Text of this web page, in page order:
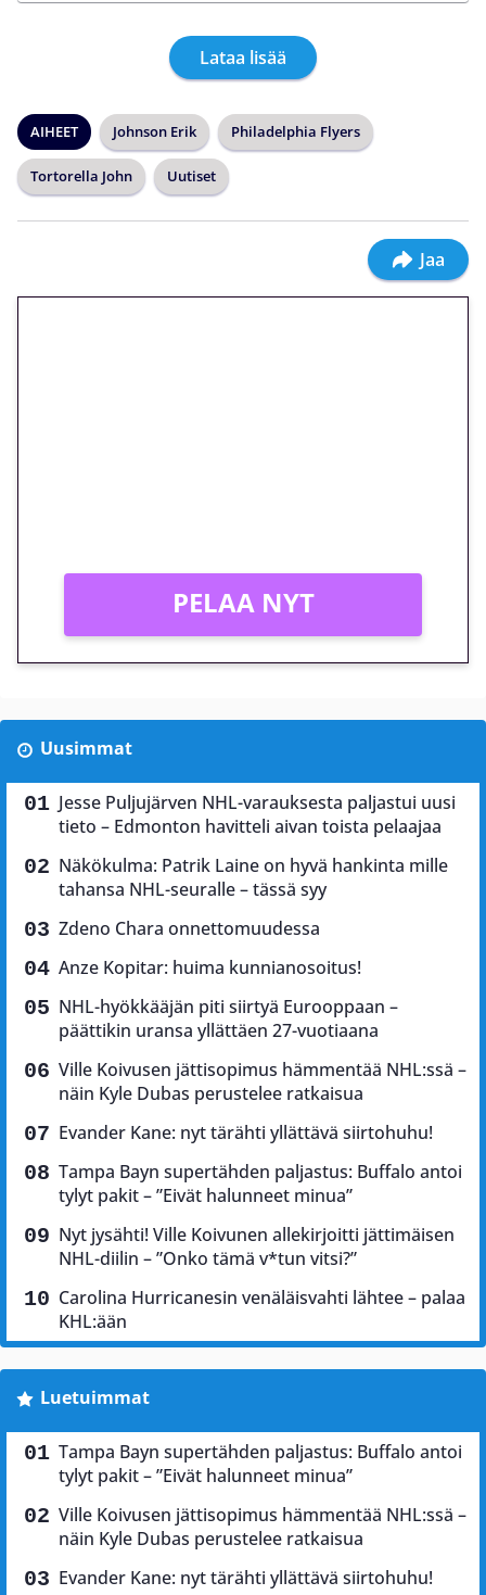
Lataa lisää
AIHEET Johnson Erik Philadelphia Flyers
Tortorella John Uutiset
Jaa
PELAA NYT
Uusimmat
Jesse Puljujärven NHL-varauksesta paljastui uusi
tieto – Edmonton havitteli aivan toista pelaajaa
Näkökulma: Patrik Laine on hyvä hankinta mille
tahansa NHL-seuralle – tässä syy
Zdeno Chara onnettomuudessa
Anze Kopitar: huima kunnianosoitus!
NHL-hyökkääjän piti siirtyä Eurooppaan –
päättikin uransa yllättäen 27-vuotiaana
Ville Koivusen jättisopimus hämmentää NHL:ssä –
näin Kyle Dubas perustelee ratkaisua
Evander Kane: nyt tärähti yllättävä siirtohuhu!
Tampa Bayn supertähden paljastus: Buffalo antoi
tylyt pakit – ”Eivät halunneet minua”
Nyt jysähti! Ville Koivunen allekirjoitti jättimäisen
NHL-diilin – ”Onko tämä v*tun vitsi?”
Carolina Hurricanesin venäläisvahti lähtee – palaa
KHL:ään
Luetuimmat
Tampa Bayn supertähden paljastus: Buffalo antoi
tylyt pakit – ”Eivät halunneet minua”
Ville Koivusen jättisopimus hämmentää NHL:ssä –
näin Kyle Dubas perustelee ratkaisua
Evander Kane: nyt tärähti yllättävä siirtohuhu!